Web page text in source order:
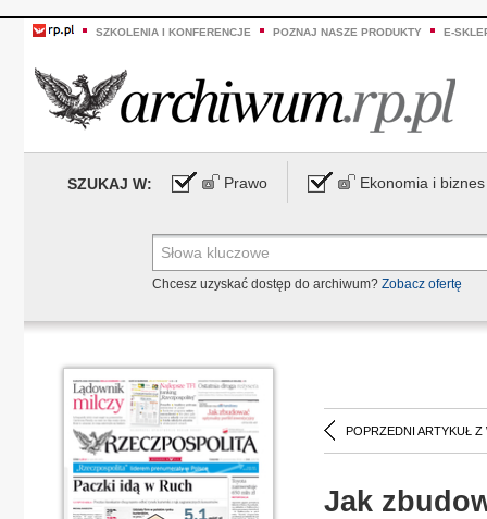
SZKOLENIA I KONFERENCJE POZNAJ NASZE PRODUKTY E-
SZUKAJ W: Prawo Ekonomia i biznes
Chcesz uzyskać dostęp do archiwum? Zobacz ofertę
POPRZEDNI ARTYKUŁ Z
Jak